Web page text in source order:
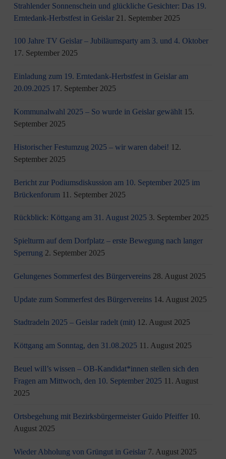
Strahlender Sonnenschein und glückliche Gesichter: Das 19.
Erntedank-Herbstfest in Geislar 21. September 2025
100 Jahre TV Geislar – Jubiläumsparty am 3. und 4. Oktober
17. September 2025
Einladung zum 19. Erntedank-Herbstfest in Geislar am
20.09.2025 17. September 2025
Kommunalwahl 2025 – So wurde in Geislar gewählt 15.
September 2025
Historischer Festumzug 2025 – wir waren dabei! 12.
September 2025
Bericht zur Podiumsdiskussion am 10. September 2025 im
Brückenforum 11. September 2025
Rückblick: Köttgang am 31. August 2025 3. September 2025
Spielturm auf dem Dorfplatz – erste Bewegung nach langer
Sperrung 2. September 2025
Gelungenes Sommerfest des Bürgervereins 28. August 2025
Update zum Sommerfest des Bürgervereins 14. August 2025
Stadtradeln 2025 – Geislar radelt (mit) 12. August 2025
Köttgang am Sonntag, den 31.08.2025 11. August 2025
Beuel will’s wissen – OB-Kandidat*innen stellen sich den
Fragen am Mittwoch, den 10. September 2025 11. August
2025
Ortsbegehung mit Bezirksbürgermeister Guido Pfeiffer 10.
August 2025
Wieder Abholung von Grüngut in Geislar 7. August 2025